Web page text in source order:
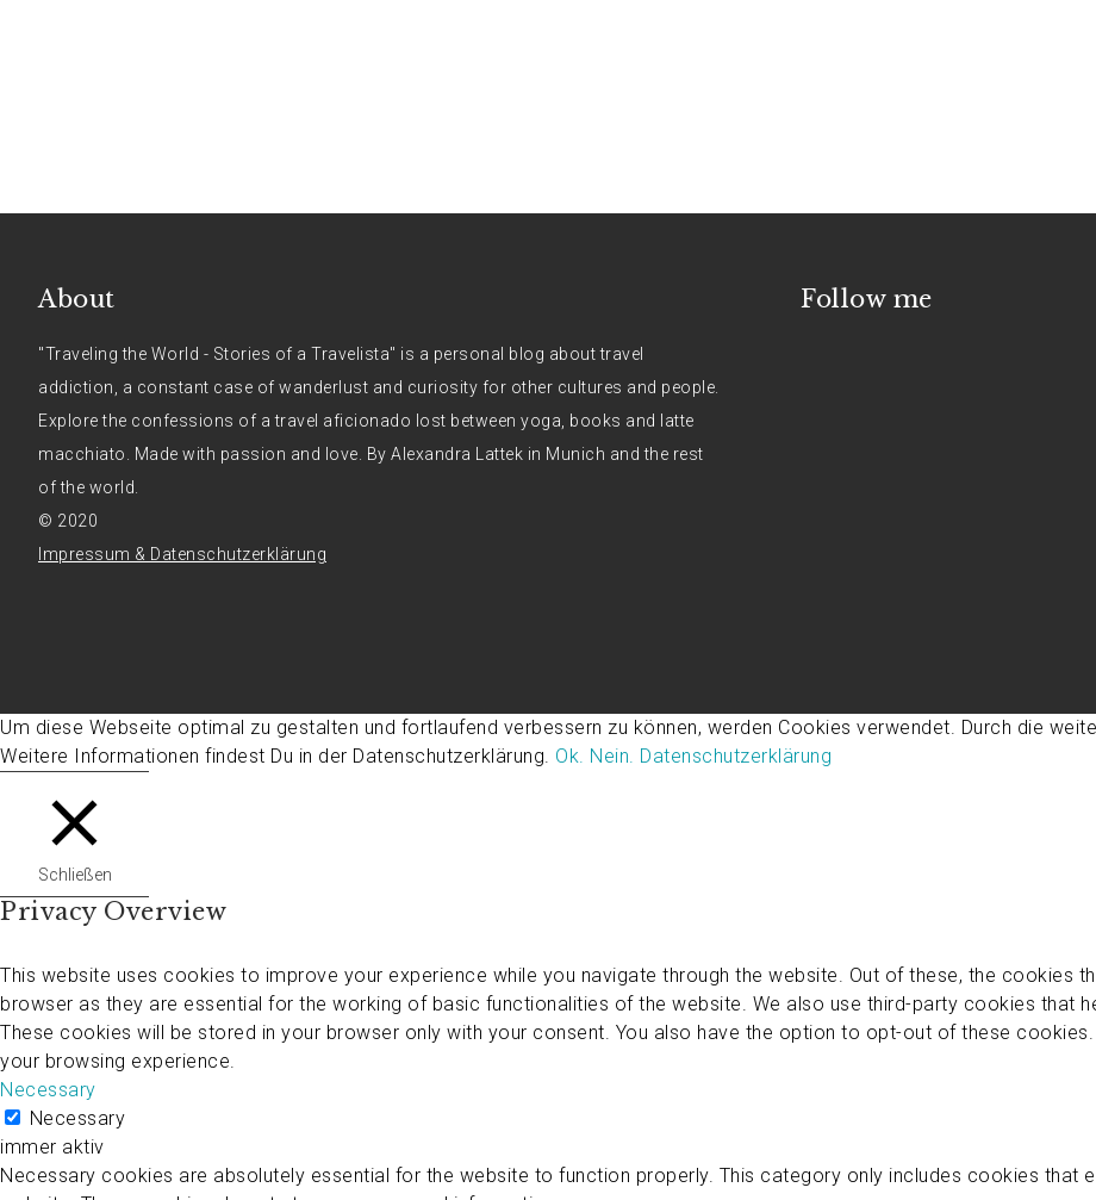
About
"Traveling the World - Stories of a Travelista" is a personal blog about travel
addiction, a constant case of wanderlust and curiosity for other cultures and people.
Explore the confessions of a travel aficionado lost between yoga, books and latte
macchiato. Made with passion and love. By Alexandra Lattek in Munich and the rest
of the world.
© 2020
Impressum & Datenschutzerklärung
Follow me
Um diese Webseite optimal zu gestalten und fortlaufend verbessern zu können, werden Cookies verwendet. Durch die
Weitere Informationen findest Du in der Datenschutzerklärung. Ok. Nein. Datenschutzerklärung
Schließen
Privacy Overview
This website uses cookies to improve your experience while you navigate through the website. Out of these, the cookies
browser as they are essential for the working of basic functionalities of the website. We also use third-party cookies that
These cookies will be stored in your browser only with your consent. You also have the option to opt-out of these
your browsing experience.
Necessary
Necessary
immer aktiv
Necessary cookies are absolutely essential for the website to function properly. This category only includes cookies that